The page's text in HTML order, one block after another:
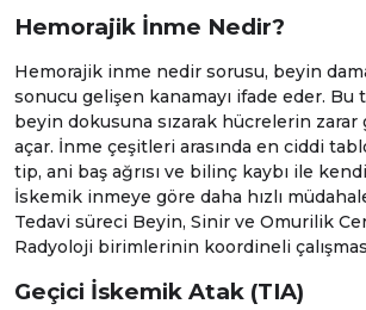
Hemorajik İnme Nedir?
Hemorajik inme nedir sorusu, beyin
sonucu gelişen kanamayı ifade eder. Bu
beyin dokusuna sızarak hücrelerin zarar
açar. İnme çeşitleri arasında en ciddi
tip, ani baş ağrısı ve bilinç kaybı ile
İskemik inmeye göre daha hızlı
Tedavi süreci Beyin, Sinir ve Omurilik
Radyoloji birimlerinin koordineli
Geçici İskemik Atak (TIA)